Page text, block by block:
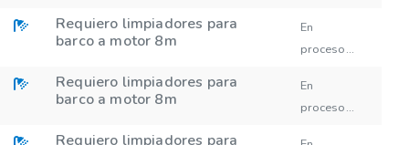
Requiero limpiadores para
barco a motor 8m
En
proceso...
Requiero limpiadores para
barco a motor 8m
En
proceso...
Requiero limpiadores para